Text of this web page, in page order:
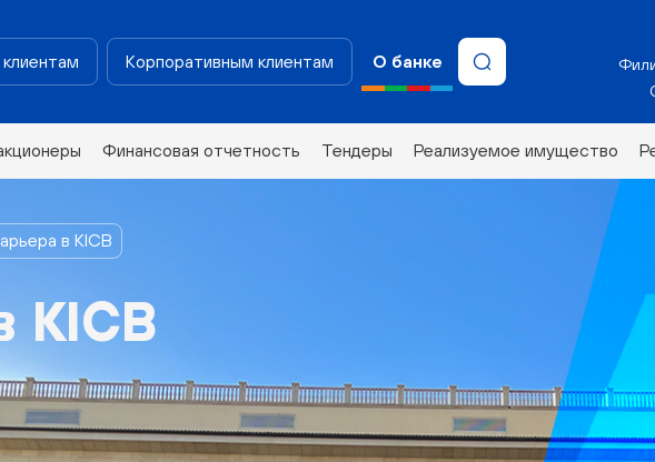
Корпоративным клиентам О банке
Финансовая отчетность Тендеры Реализуемое имущество
в KICB
KICB